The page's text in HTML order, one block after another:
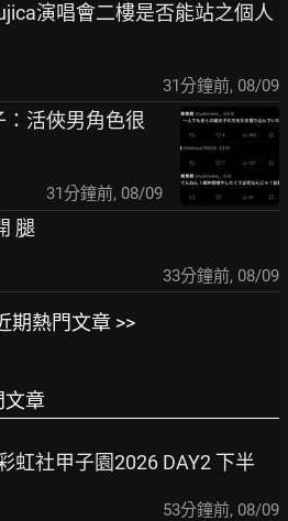
演唱會二樓是否能站之個人
31分鐘前, 08/09
：活俠男角色很
32分鐘前, 08/09
腿
33分鐘前, 08/09
期熱門文章 >>
文章
虹社甲子園2026 DAY2 下半
53分鐘前, 08/09